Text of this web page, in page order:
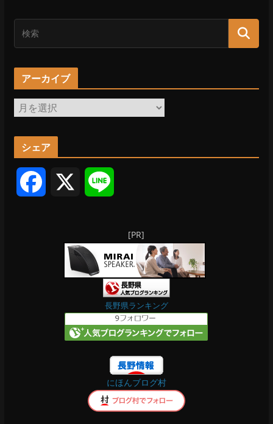
アーカイブ
ア
カ
ブ
シェア
n
e
[PR]
長野県ランキング
にほんブログ村